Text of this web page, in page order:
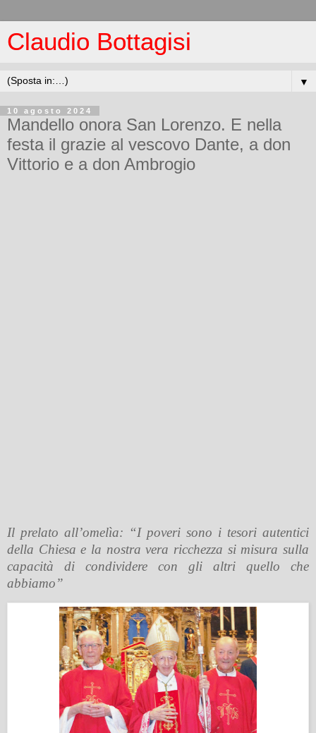
Claudio Bottagisi
▼
10 agosto 2024
Mandello onora San Lorenzo. E nella
festa il grazie al vescovo Dante, a don
Vittorio e a don Ambrogio
Il prelato all’omelìa: “I poveri sono i tesori autentici
della Chiesa e la nostra vera ricchezza si misura sulla
capacità di condividere con gli altri quello che
abbiamo”